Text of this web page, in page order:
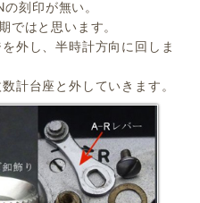
刻印が無い。
ではと思います。
外し、半時計方向に回しま
台座と外していきます。